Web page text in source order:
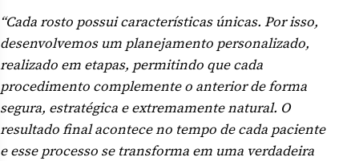
“Cada rosto possui características únicas. Por isso,
desenvolvemos um planejamento personalizado,
realizado em etapas, permitindo que cada
procedimento complemente o anterior de forma
segura, estratégica e extremamente natural. O
resultado final acontece no tempo de cada paciente
e esse processo se transforma em uma verdadeira